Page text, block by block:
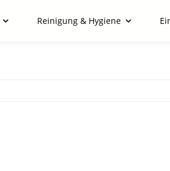
Reinigung & Hygiene